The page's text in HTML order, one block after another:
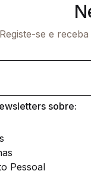
Registe-se e
sobre:
Pessoal